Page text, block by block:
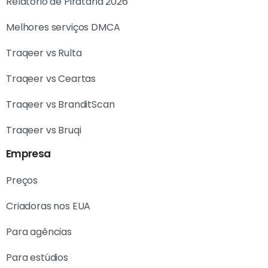
Melhores serviços DMCA
Traqeer vs Rulta
Traqeer vs Ceartas
Traqeer vs BranditScan
Traqeer vs Bruqi
Empresa
Preços
Criadoras nos EUA
Para agências
Para estúdios